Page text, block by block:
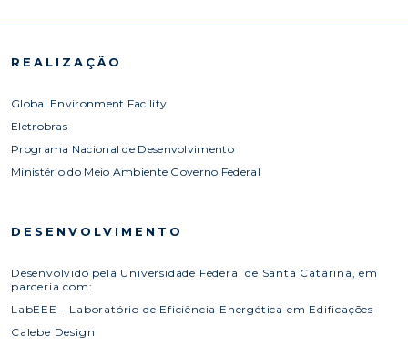
REALIZAÇÃO
Global Environment Facility
Eletrobras
Programa Nacional de Desenvolvimento
Ministério do Meio Ambiente Governo Federal
DESENVOLVIMENTO
Desenvolvido pela Universidade Federal de Santa Catarina, em
parceria com:
LabEEE - Laboratório de Eficiência Energética em Edificações
Calebe Design